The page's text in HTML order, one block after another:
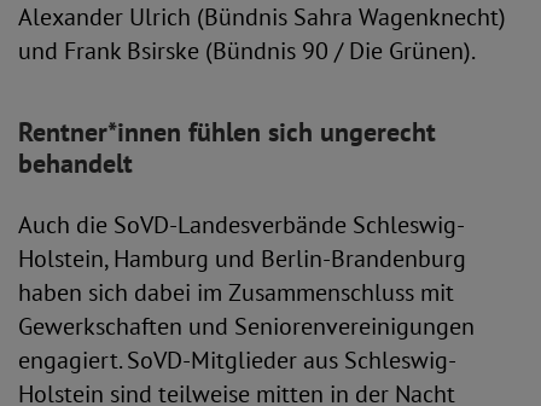
Alexander Ulrich (Bündnis Sahra Wagenknecht)
und Frank Bsirske (Bündnis 90 / Die Grünen).
Rentner*innen fühlen sich ungerecht
behandelt
Auch die SoVD-Landesverbände Schleswig-
Holstein, Hamburg und Berlin-Brandenburg
haben sich dabei im Zusammenschluss mit
Gewerkschaften und Seniorenvereinigungen
engagiert. SoVD-Mitglieder aus Schleswig-
Holstein sind teilweise mitten in der Nacht